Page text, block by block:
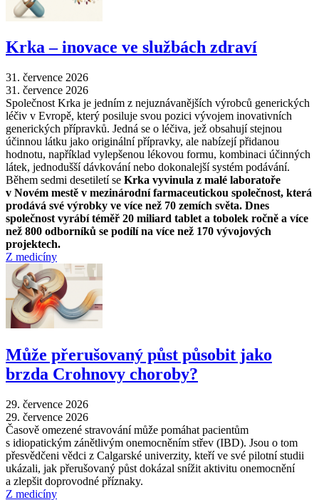
Krka –⁠ inovace ve službách zdraví
31. července 2026
31. července 2026
Společnost Krka je jedním z nejuznávanějších výrobců generických
léčiv v Evropě, který posiluje svou pozici vývojem inovativních
generických přípravků. Jedná se o léčiva, jež obsahují stejnou
účinnou látku jako originální přípravky, ale nabízejí přidanou
hodnotu, například vylepšenou lékovou formu, kombinaci účinných
látek, jednodušší dávkování nebo dokonalejší systém podávání.
Během sedmi desetiletí se Krka vyvinula z malé laboratoře
v Novém mestě v mezinárodní farmaceutickou společnost, která
prodává své výrobky ve více než 70 zemích světa. Dnes
společnost vyrábí téměř 20 miliard tablet a tobolek ročně a více
než 800 odborníků se podílí na více než 170 vývojových
projektech.
Z medicíny
Může přerušovaný půst působit jako
brzda Crohnovy choroby?
29. července 2026
29. července 2026
Časově omezené stravování může pomáhat pacientům
s idiopatickým zánětlivým onemocněním střev (IBD). Jsou o tom
přesvědčeni vědci z Calgarské univerzity, kteří ve své pilotní studii
ukázali, jak přerušovaný půst dokázal snížit aktivitu onemocnění
a zlepšit doprovodné příznaky.
Z medicíny